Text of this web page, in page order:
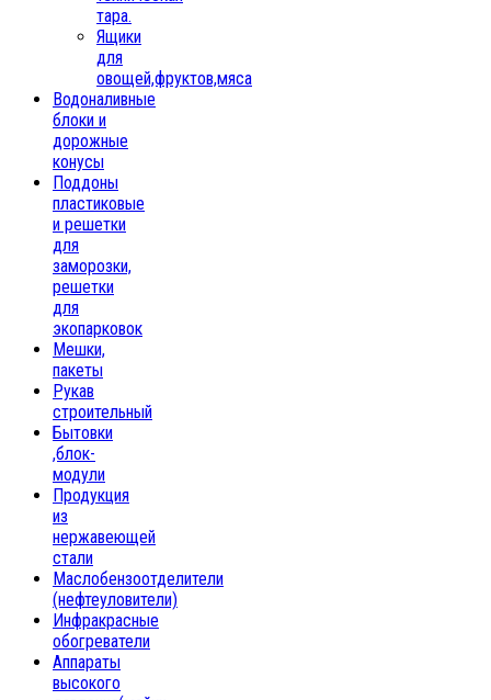
тара.
Ящики
для
овощей,фруктов,мяса
Водоналивные
блоки и
дорожные
конусы
Поддоны
пластиковые
и решетки
для
заморозки,
решетки
для
экопарковок
Мешки,
пакеты
Рукав
строительный
Бытовки
,блок-
модули
Продукция
из
нержавеющей
стали
Маслобензоотделители
(нефтеуловители)
Инфракрасные
обогреватели
Аппараты
высокого